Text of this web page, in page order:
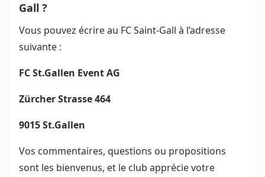
Gall ?
Vous pouvez écrire au FC Saint-Gall à l’adresse
suivante :
FC St.Gallen Event AG
Zürcher Strasse 464
9015 St.Gallen
Vos commentaires, questions ou propositions
sont les bienvenus, et le club apprécie votre